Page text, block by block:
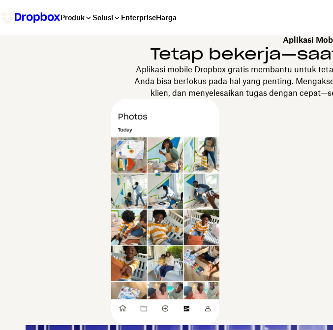
Produk Solusi EnterpriseHarga
Aplikasi
Tetap
Aplikasi mobile Dropbox gratis membantu untuk
Anda bisa berfokus pada hal yang penting.
klien, dan menyelesaikan tugas dengan